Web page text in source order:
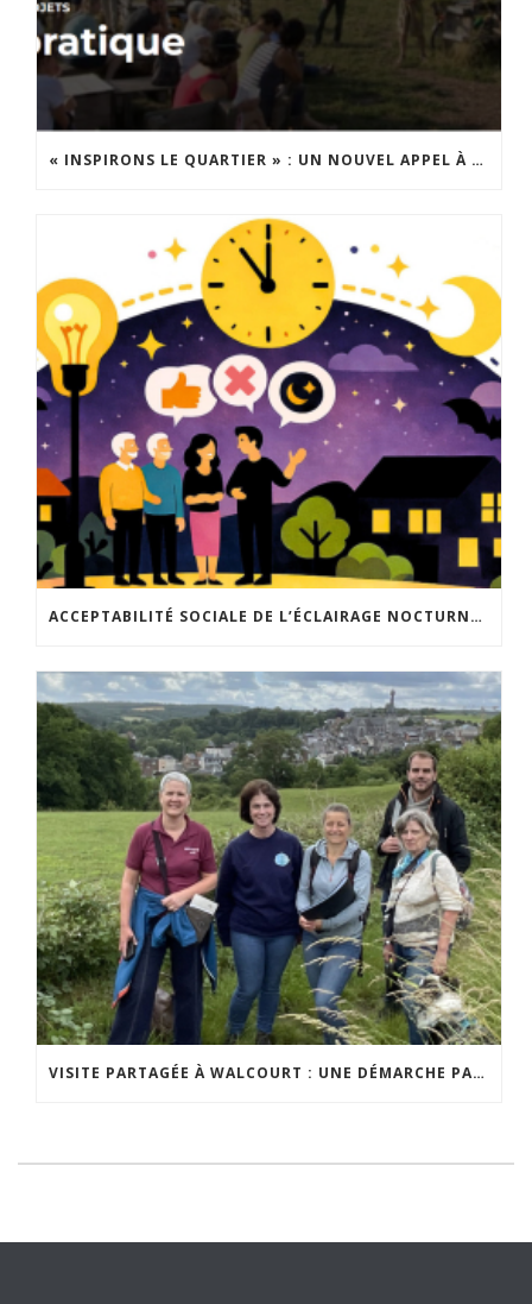
« INSPIRONS LE QUARTIER » : UN NOUVEL APPEL À PROJETS EST LANCÉ !
ACCEPTABILITÉ SOCIALE DE L’ÉCLAIRAGE NOCTURNE : LE REPLAY EST DISPONIBLE
VISITE PARTAGÉE À WALCOURT : UNE DÉMARCHE PARTICIPATIVE ANIMÉE PAR ESPACE ENVIRONNEMENT